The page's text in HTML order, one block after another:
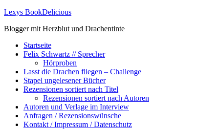
Lexys BookDelicious
Blogger mit Herzblut und Drachentinte
Startseite
Felix Schwartz // Sprecher
Hörproben
Lasst die Drachen fliegen – Challenge
Stapel ungelesener Bücher
Rezensionen sortiert nach Titel
Rezensionen sortiert nach Autoren
Autoren und Verlage im Interview
Anfragen / Rezensionswünsche
Kontakt / Impressum / Datenschutz